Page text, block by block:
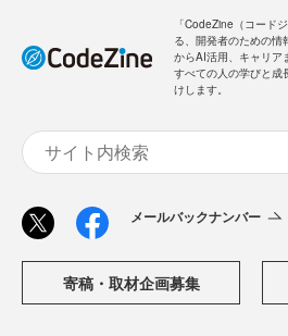
「CodeZine（コード
る、開発者のための情
からAI活用、キャリア
すべての人の学びと成
けします。
メールバックナンバー
寄稿・取材企画募集